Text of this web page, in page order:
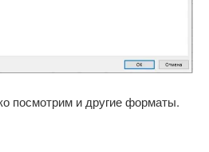
посмотрим и другие форматы.